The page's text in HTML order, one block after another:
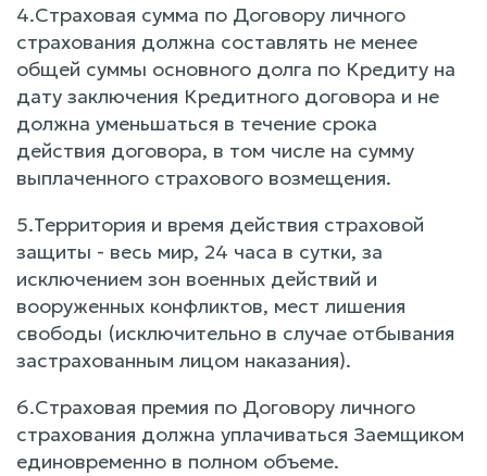
4.Страховая сумма по Договору личного
страхования должна составлять не менее
общей суммы основного долга по Кредиту на
дату заключения Кредитного договора и не
должна уменьшаться в течение срока
действия договора, в том числе на сумму
выплаченного страхового возмещения.
5.Территория и время действия страховой
защиты - весь мир, 24 часа в сутки, за
исключением зон военных действий и
вооруженных конфликтов, мест лишения
свободы (исключительно в случае отбывания
застрахованным лицом наказания).
6.Страховая премия по Договору личного
страхования должна уплачиваться Заемщиком
единовременно в полном объеме.